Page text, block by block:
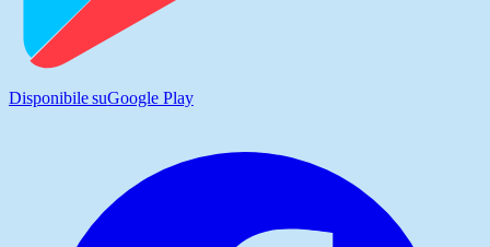
Disponibile suGoogle Play